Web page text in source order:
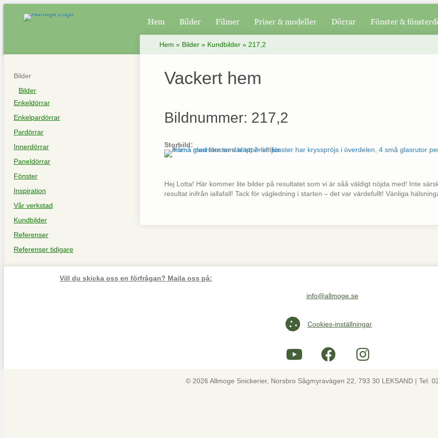
Hem Bilder Filmer Priser & modeller Dörrar Fönster &
Bilder
Bilder
Enkeldörrar
Enkelpardörrar
Pardörrar
Innerdörrar
Paneldörrar
Fönster
Inspiration
Vår verkstad
Kundbilder
Referenser
Referenser tidigare
Hem » Bilder» Kundbilder» 217,2
Vackert hem
Bildnummer: 217,2
Storbild:
Hej Lotta! Här kommer lite bilder på resultatet som vi är såå väldigt nöjda med! Inte
resultat inifrån iallafall! Tack för vägledning i starten – det var värdefullt! Vänliga
Vill du skicka oss en förfrågan? Maila oss på:
Maila oss på info@allmoge.se
info@allmoge.se
Cookies-inställningar
Cookies-inställningar
© 2026 Allmoge Snickerier, Norsbro Sågmyravägen 22, 793 30 LEKSAND | Tel: